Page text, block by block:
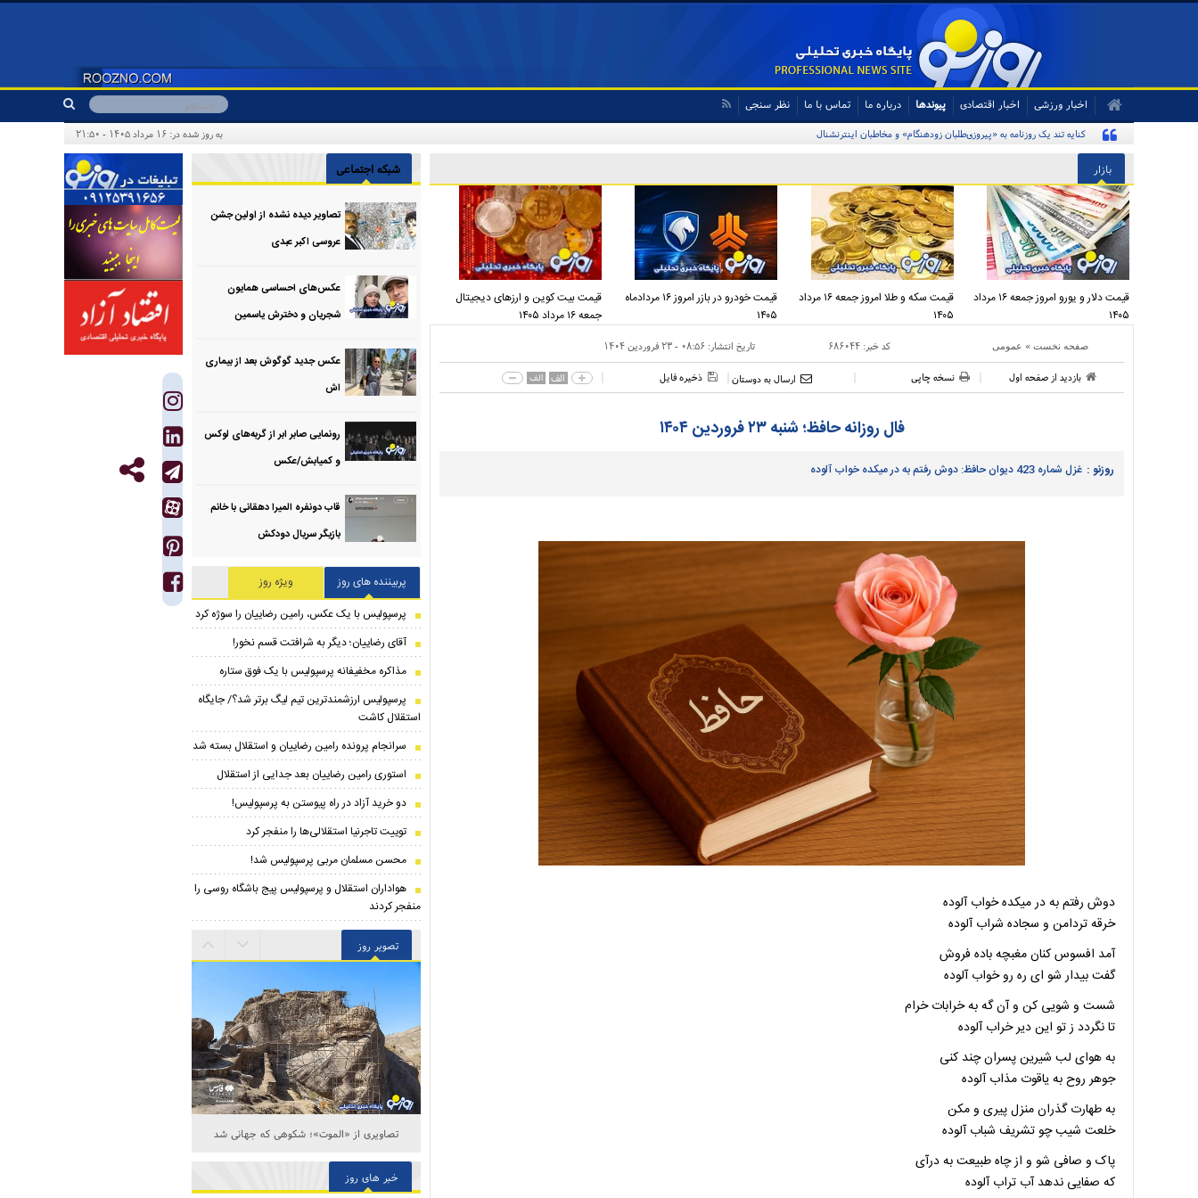
اخبار ورزشی اخبار اقتصادی پیوندها درباره ما تماس با ما نظر سنجی
به روز شده در: ۱۶ مرداد ۱۴۰۵ - ۲۱:۵۰
بازار
قیمت دلار و یورو امروز جمعه ۱۶ مرداد
۱۴۰۵
قیمت سکه و طلا امروز جمعه ۱۶ مرداد
۱۴۰۵
قیمت خودرو در بازر امروز ۱۶ مردادماه
۱۴۰۵
قیمت بیت کوین و ارز‌های دیجیتال
جمعه ۱۶ مرداد ۱۴۰۵
صفحه نخست » عمومی کد خبر:۶۸۶۰۴۴ تاریخ انتشار: ۰۸:۵۶ - ۲۳ فروردين ۱۴۰۴
بازدید از صفحه اول نسخه چاپی ارسال به دوستان ذخیره فایل الف الف
فال روزانه حافظ؛ شنبه ۲۳ فروردین ۱۴۰۴
روزنو : غزل شماره 423 دیوان حافظ: دوش رفتم به در میکده خواب آلوده
دوش رفتم به در میکده خواب آلوده
خرقه تردامن و سجاده شراب آلوده
آمد افسوس کنان مغبچه باده فروش
گفت بیدار شو ای ره رو خواب آلوده
شست و شویی کن و آن گه به خرابات خرام
تا نگردد ز تو این دیر خراب آلوده
به هوای لب شیرین پسران چند کنی
جوهر روح به یاقوت مذاب آلوده
به طهارت گذران منزل پیری و مکن
خلعت شیب چو تشریف شباب آلوده
پاک و صافی شو و از چاه طبیعت به درآی
که صفایی ندهد آب تراب آلوده
شبکه اجتماعی
تصاویر دیده نشده از اولین جشن
عروسی اکبر عبدی
عکس‌های احساسی همایون
شجریان و دخترش یاسمین
عکس جدید گوگوش بعد از بیماری
اش
رونمایی صابر ابر از گربه‌های لوکس
و کمیابش/عکس
قاب دونفره المیرا دهقانی با خانم
بازیگر سریال دودکش
پربیننده های روز
ویژه روز
پرسپولیس با یک عکس، رامین رضاییان را سوژه کرد
آقای رضاییان؛ دیگر به شرافتت قسم نخور!
مذاکره مخفیفانه پرسپولیس با یک فوق ستاره
پرسپولیس ارزشمندترین تیم لیگ برتر شد؟/ جایگاه
استقلال کاشت
سرانجام پرونده رامین رضاییان و استقلال بسته شد
استوری رامین رضاییان بعد جدایی از استقلال
دو خرید آزاد در راه پیوستن به پرسپولیس!
توییت تاجرنیا استقلالی‌ها را منفجر کرد
محسن مسلمان مربی پرسپولیس شد!
هواداران استقلال و پرسپولیس پیج باشگاه روسی را
منفجر کردند
تصویر روز
تصاویری از «الموت»؛ شکوهی که جهانی شد
خبر های روز